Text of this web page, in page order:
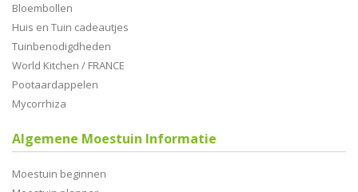
Bloembollen
Huis en Tuin cadeautjes
Tuinbenodigdheden
World Kitchen / FRANCE
Pootaardappelen
Mycorrhiza
Algemene Moestuin Informatie
Moestuin beginnen